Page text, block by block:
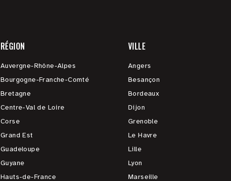
RÉGION
Auvergne-Rhône-Alpes
Bourgogne-Franche-Comté
Bretagne
Centre-Val de Loire
Corse
Grand Est
Guadeloupe
Guyane
Hauts-de-France
VILLE
Angers
Besançon
Bordeaux
Dijon
Grenoble
Le Havre
Lille
Lyon
Marseille